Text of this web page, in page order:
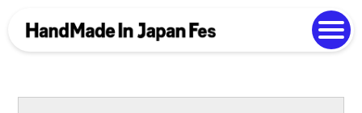
Photo Gallery